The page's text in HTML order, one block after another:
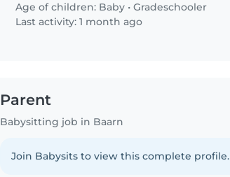
Age of children: Baby •Gradeschooler
Last activity: 1 month ago
Parent
Babysitting job in Baarn
Join Babysits to view this complete profile.